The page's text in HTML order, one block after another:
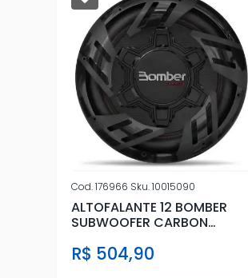
Cod.176966 Sku.10015090
ALTOFALANTE 12 BOMBER
SUBWOOFER CARBON
R$ 504,90